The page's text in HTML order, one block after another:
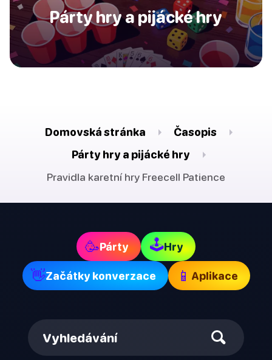
Párty hry a pijácké hry
Domovská stránka
Časopis
Párty hry a pijácké hry
Pravidla karetní hry Freecell Patience
🥳Párty 🕹Hry
👋Začátky konverzace 📱 Aplikace
Vyhledávání